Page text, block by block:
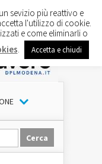
sevizio più reattivo e
l'utilizzo di cookie.
e come eliminarli o
Accetta e chiudi